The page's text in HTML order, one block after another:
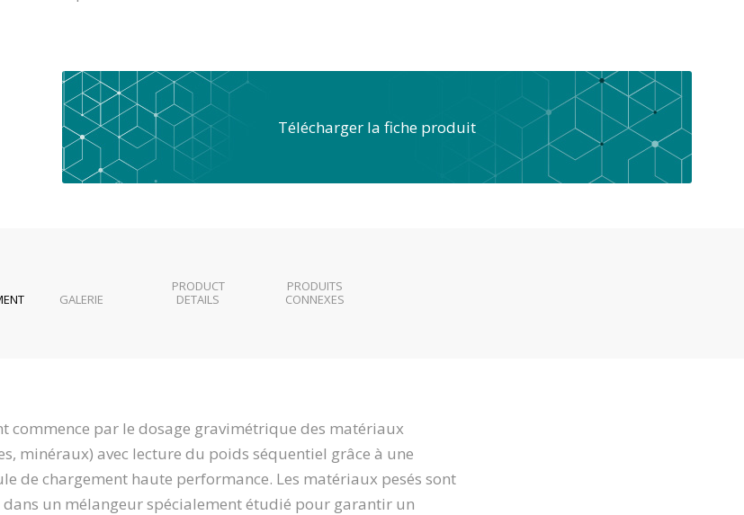
Télécharger la fiche produit
GALERIE
PRODUCT
DETAILS
PRODUITS
CONNEXES
commence par le dosage gravimétrique des matériaux
minéraux) avec lecture du poids séquentiel grâce à une
de chargement haute performance. Les matériaux pesés sont
dans un mélangeur spécialement étudié pour garantir un